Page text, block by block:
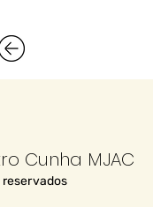
Cunha MJAC
reservados